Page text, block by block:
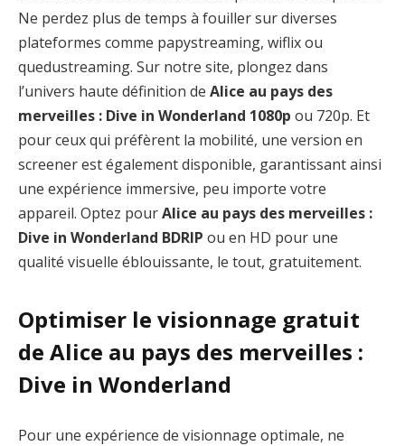
Ne perdez plus de temps à fouiller sur diverses
plateformes comme papystreaming, wiflix ou
quedustreaming. Sur notre site, plongez dans
l’univers haute définition de Alice au pays des
merveilles : Dive in Wonderland 1080p ou 720p. Et
pour ceux qui préfèrent la mobilité, une version en
screener est également disponible, garantissant ainsi
une expérience immersive, peu importe votre
appareil. Optez pourAlice au pays des merveilles :
Dive in Wonderland BDRIP ou en HD pour une
qualité visuelle éblouissante, le tout, gratuitement.
Optimiser le visionnage gratuit
de Alice au pays des merveilles :
Dive in Wonderland
Pour une expérience de visionnage optimale, ne